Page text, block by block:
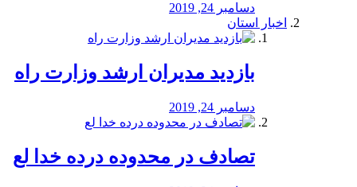
دسامبر 24, 2019
اخبار استان
بازدید مدیران ارشد وزارت راه
دسامبر 24, 2019
تصادف در محدوده درده خدا لع